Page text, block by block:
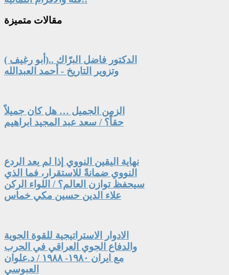
مقالات متميزة
الدكتور فاضل البرّاك ..(أبو رغيف )
وتزوير التاريخ - أحمد العبدالله
الزمن الجميل … هل كان جميلاً
حقاً؟ / سعد عبد المجيد ابراهيم
نهاية اليقين النووي إذا لم يعد الردع
النووي ضمانةً للاستقرار، فما الذي
سيحفظ توازن العالم؟ / اللواء الركن
علاء الدين حسين مكي خماس
الادوار الاستراتيجية للقوة الجوية
والدفاع الجوي العراقي في الحرب
مع ايران ١٩٨٠- ١٩٨٨ / د.علوان
العبوسي